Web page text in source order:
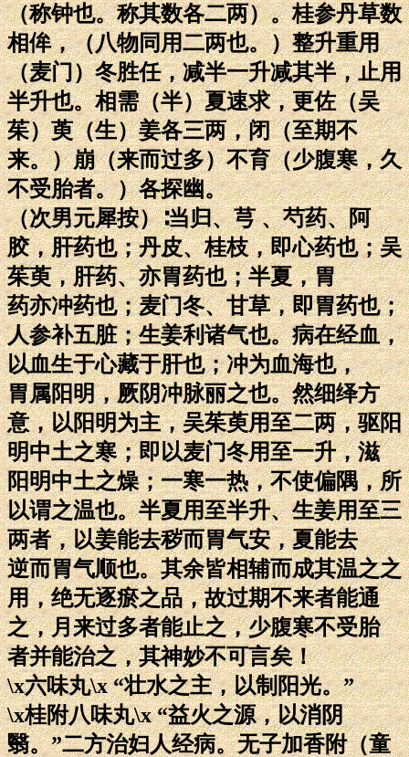
（称钟也。称其数各二两）。桂参丹草数
相侔，（八物同用二两也。）整升重用
（麦门）冬胜任，减半一升减其半，止用
半升也。相需（半）夏速求，更佐（吴
茱）萸（生）姜各三两，闭（至期不
来。）崩（来而过多）不育（少腹寒，久
不受胎者。）各探幽。
（次男元犀按）∶当归、芎 、芍药、阿
胶，肝药也；丹皮、桂枝，即心药也；吴
茱萸，肝药、亦胃药也；半夏，胃
药亦冲药也；麦门冬、甘草，即胃药也；
人参补五脏；生姜利诸气也。病在经血，
以血生于心藏于肝也；冲为血海也，
胃属阳明，厥阴冲脉丽之也。然细绎方
意，以阳明为主，吴茱萸用至二两，驱阳
明中土之寒；即以麦门冬用至一升，滋
阳明中土之燥；一寒一热，不使偏隅，所
以谓之温也。半夏用至半升、生姜用至三
两者，以姜能去秽而胃气安，夏能去
逆而胃气顺也。其余皆相辅而成其温之之
用，绝无逐瘀之品，故过期不来者能通
之，月来过多者能止之，少腹寒不受胎
者并能治之，其神妙不可言矣！
\x六味丸\x “壮水之主，以制阳光。”
\x桂附八味丸\x “益火之源，以消阴
翳。”二方治妇人经病。无子加香附（童